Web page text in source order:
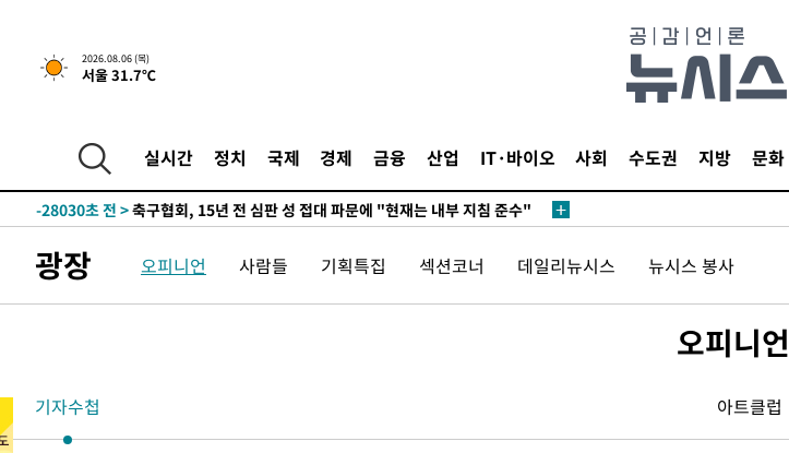
2026.08.06 (목)
서울 31.7℃
실시간 정치 국제 경제 금융 산업 IT·바이오 사회 수도권 지방 문화
-29801초 전 >
'월드컵 탈락 후폭풍' 축구협회…11시간 걸린 초유의 압수수색(종
-29237초 전 >
-28030초 전 >축구협회, 15년 전 심판 성 접대 파문에 "현재는 내부 지침 준수"
-12311초 전 >
[속보]합참 "北 발사체는 단거리탄도미사일…감시·경계태세 강
-12059초 전 >日방위성, 北이 동해로 쏜 발사체는 탄도미사일 가능성
-9291초 전 >
광장 오피니언 사람들 기획특집 섹션코너 데일리뉴시스 뉴시스 봉사
오피니언
기자수첩 아트클럽